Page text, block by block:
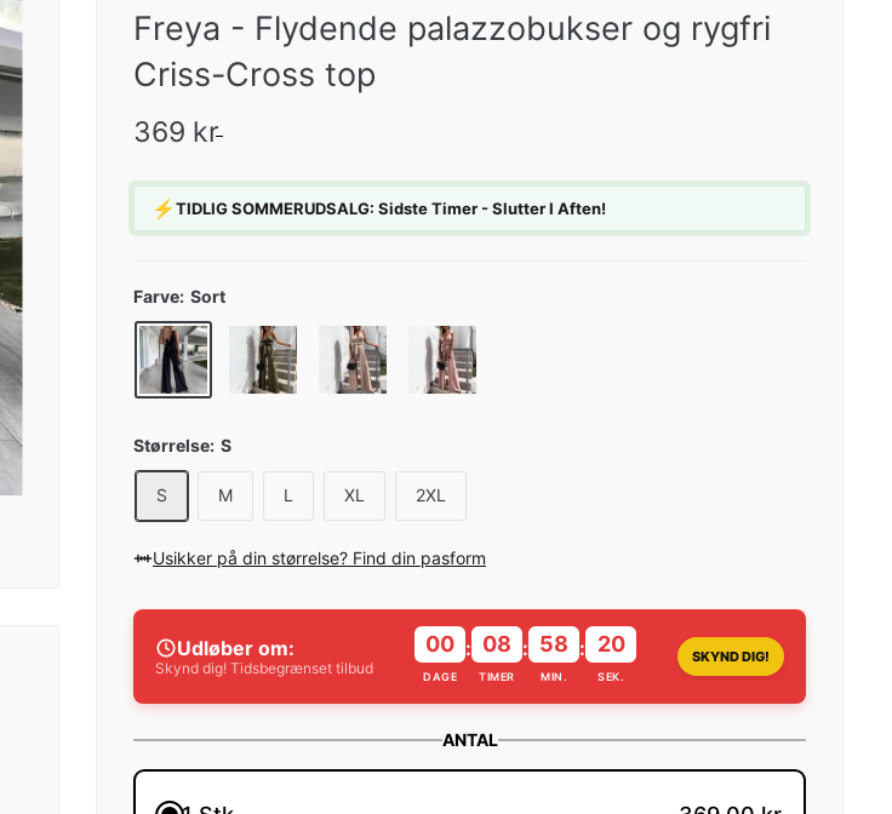
Freya - Flydende palazzobukser og rygfri
Criss-Cross top
369 kr
⚡TIDLIG SOMMERUDSALG: Sidste Timer - Slutter I Aften!
Farve: Sort
Størrelse: S
S M L XL 2XL
Usikker på din størrelse? Find din pasform
Udløber om:
Skynd dig! Tidsbegrænset tilbud
00
DAGE
: 08
TIMER
: 58
MIN.
: 18
SEK.
SKYND DIG!
ANTAL